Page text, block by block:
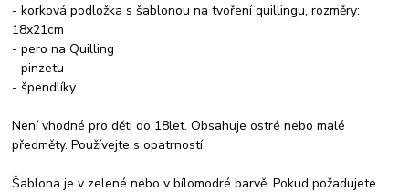
- korková podložka s šablonou na tvoření quillingu, rozměry:
18x21cm
- pero na Quilling
- pinzetu
- špendlíky
Není vhodné pro děti do 18let. Obsahuje ostré nebo malé
předměty. Používejte s opatrností.
Šablona je v zelené nebo v bílomodré barvě. Pokud požadujete